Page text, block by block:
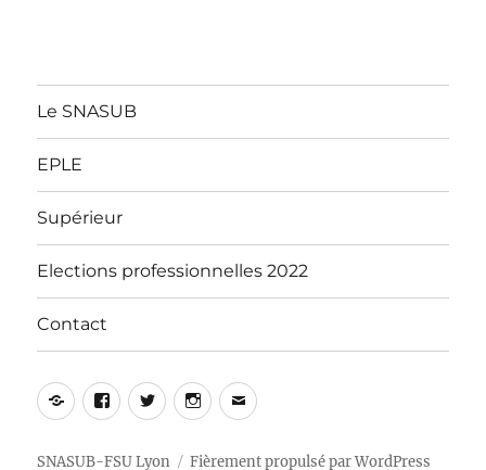
Le SNASUB
EPLE
Supérieur
Elections professionnelles 2022
Contact
Yelp Facebook
TwitterInstagram
E-
SNASUB-FSU Lyon Fièrement propulsé par WordPress